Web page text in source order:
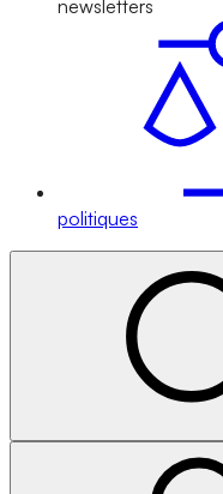
newsletters
politiques